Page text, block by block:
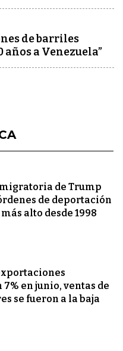
de barriles
a Venezuela”
de Trump
de deportación
alto desde 1998
en junio, ventas de
se fueron a la baja